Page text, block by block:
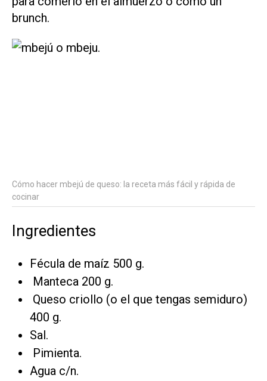
brunch.
Cómo hacer mbejú de queso: la receta más fácil y rápida de
cocinar
Ingredientes
Fécula de maíz 500 g.
Manteca 200 g.
Queso criollo (o el que tengas semiduro)
400 g.
Sal.
Pimienta.
Agua c/n.